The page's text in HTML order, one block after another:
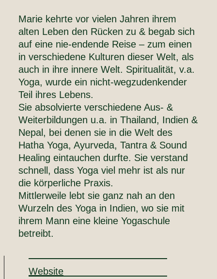
Marie kehrte vor vielen Jahren ihrem
alten Leben den Rücken zu & begab sich
auf eine nie-endende Reise – zum einen
in verschiedene Kulturen dieser Welt, als
auch in ihre innere Welt. Spiritualität, v.a.
Yoga, wurde ein nicht-wegzudenkender
Teil ihres Lebens.
Sie absolvierte verschiedene Aus- &
Weiterbildungen u.a. in Thailand, Indien &
Nepal, bei denen sie in die Welt des
Hatha Yoga, Ayurveda, Tantra & Sound
Healing eintauchen durfte. Sie verstand
schnell, dass Yoga viel mehr ist als nur
die körperliche Praxis.
Mittlerweile lebt sie ganz nah an den
Wurzeln des Yoga in Indien, wo sie mit
ihrem Mann eine kleine Yogaschule
betreibt.
Website